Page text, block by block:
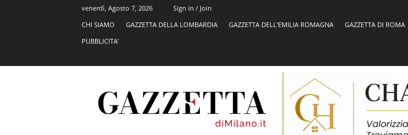
venerdì, Agosto 7, 2026
Sign in / Join
CHI SIAMO
GAZZETTA DELLA LOMBARDIA GAZZETTA DELL’EMILIA ROMAGNA GAZZETTA DI ROMA
PUBBLICITA’